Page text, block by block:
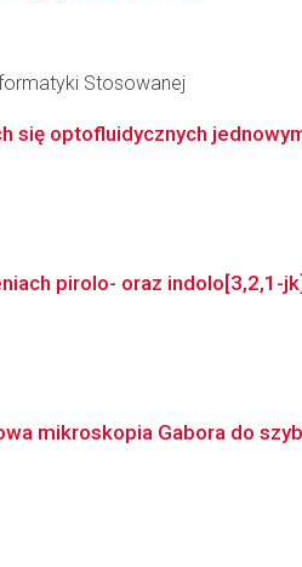
Stosowanej
się optofluidycznych
pirolo- oraz indolo[3,2,1-
mikroskopia Gabora do